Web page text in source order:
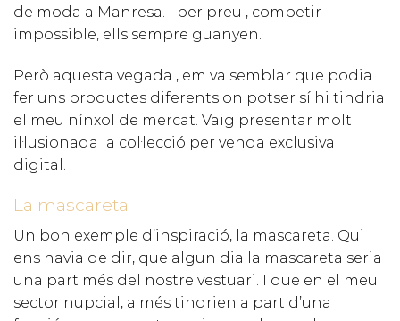
de moda a Manresa. I per preu , competir
impossible, ells sempre guanyen.
Però aquesta vegada , em va semblar que podia
fer uns productes diferents on potser sí hi tindria
el meu nínxol de mercat. Vaig presentar molt
il·lusionada la col·lecció per venda exclusiva
digital.
La mascareta
Un bon exemple d’inspiració, la mascareta. Qui
ens havia de dir, que algun dia la mascareta seria
una part més del nostre vestuari. I que en el meu
sector nupcial, a més tindrien a part d’una